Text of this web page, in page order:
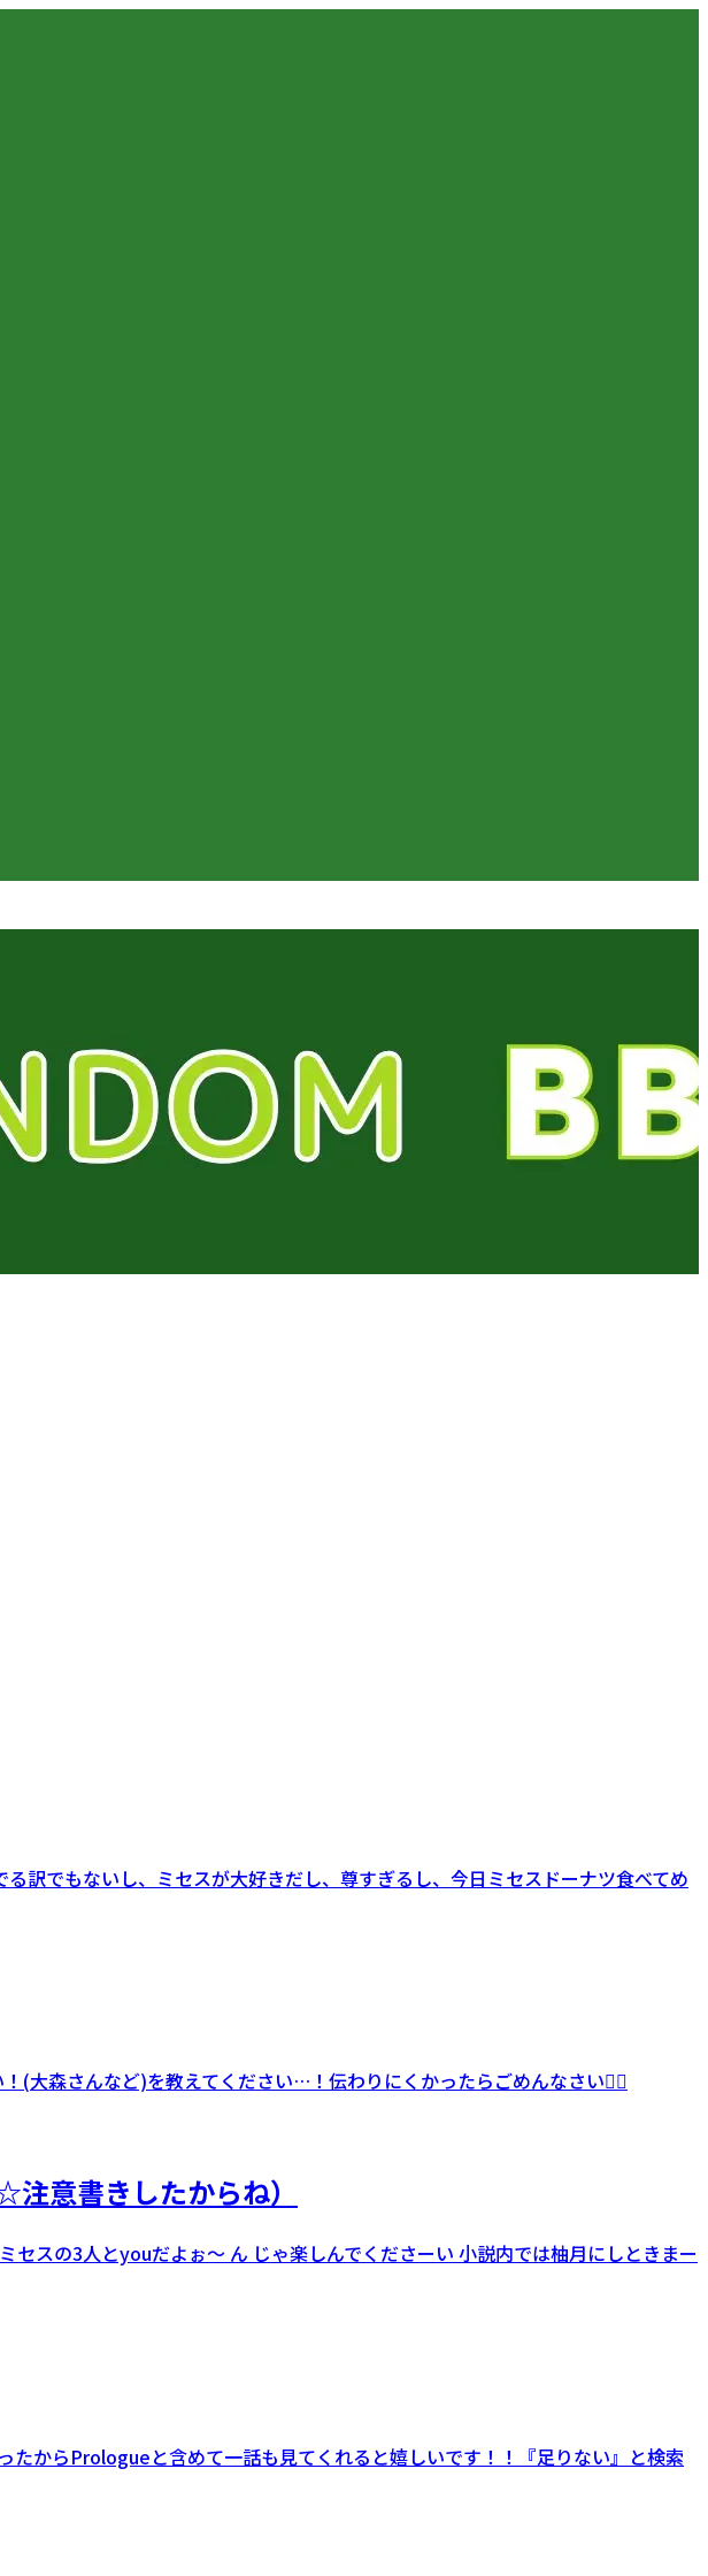
訳でもないし、ミセスが大好きだし、尊すぎるし、今日ミセスドーナツ食べてめ
大森さんなど)を教えてください…！伝わりにくかったらごめんなさい🙇‍♀️
意書きしたからね）
スの3人とyouだよぉ～ ん じゃ楽しんでくださーい 小説内では柚月にしときまー
たからPrologueと含めて一話も見てくれると嬉しいです！！『足りない』と検索